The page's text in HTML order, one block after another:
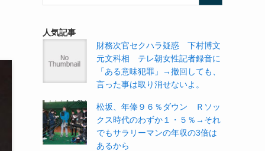
人気記事
財務次官セクハラ疑惑 下村博文
元文科相 テレ朝女性記者録音に
「ある意味犯罪」→撤回しても、
言った事は取り消せないよ。
松坂、年俸９６％ダウン Ｒソッ
クス時代のわずか１・５％→それ
でもサラリーマンの年収の3倍は
あるから